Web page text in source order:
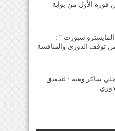
الأول من بوابة
سبورت ” :
من توقف الدوري والمنافسة
شاكر وهبه : لتحقيق